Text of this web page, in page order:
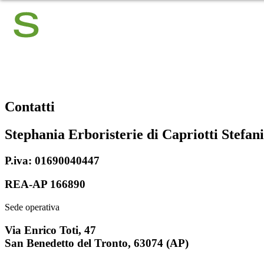
Contatti
Stephania Erboristerie di Capriotti
P.iva: 01690040447
REA-AP 166890
Sede operativa
Via Enrico Toti, 47
San Benedetto del Tronto, 63074 (AP)